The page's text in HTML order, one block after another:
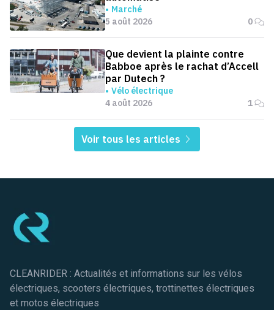
Marché
5 août 2026
0
Que devient la plainte contre
Babboe après le rachat d’Accell
par Dutech ?
Vélo électrique
4 août 2026
1
Voir tous les articles
CLEANRIDER : Actualités et informations sur les vélos
électriques, scooters électriques, trottinettes électriques
et motos électriques